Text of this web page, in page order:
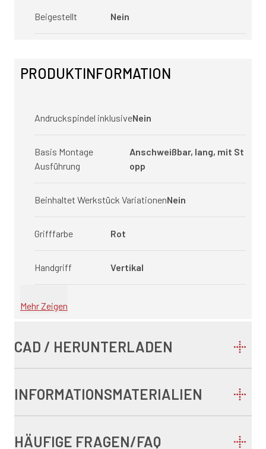
Beigestellt Nein
PRODUKTINFORMATION
Andruckspindel inklusiveNein
Basis Montage
Ausführung
Anschweißbar, lang, mit St
opp
Beinhaltet Werkstück VariationenNein
Grifffarbe Rot
Handgriff Vertikal
Mehr Zeigen
CAD / HERUNTERLADEN
INFORMATIONSMATERIALIEN
HÄUFIGE FRAGEN/FAQ